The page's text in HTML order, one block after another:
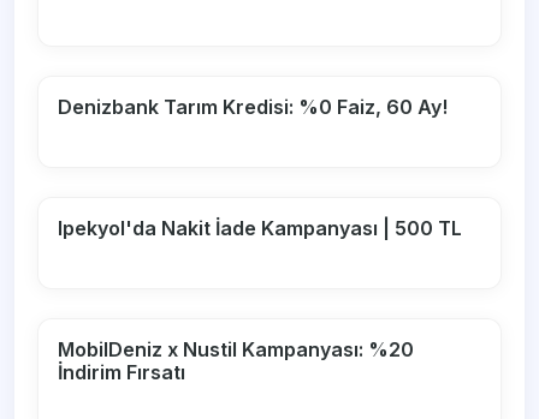
Denizbank Tarım Kredisi: %0 Faiz, 60 Ay!
Ipekyol'da Nakit İade Kampanyası | 500 TL
MobilDeniz x Nustil Kampanyası: %20
İndirim Fırsatı